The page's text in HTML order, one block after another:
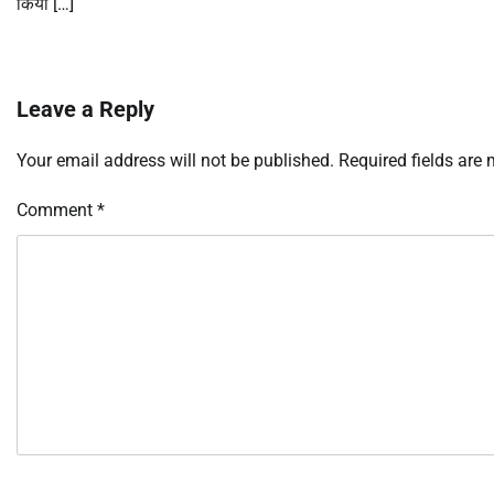
किया […]
Leave a Reply
Your email address will not be published. Required fields are
Comment *